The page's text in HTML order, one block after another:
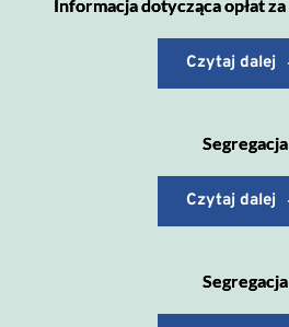
Informacja dotycząca opłat
Czytaj dalej
Segregacja
Czytaj dalej
Segregacja